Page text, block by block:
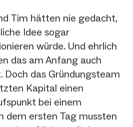
Tim hätten nie gedacht,
Idee sogar
würde. Und ehrlich
das am Anfang auch
Doch das Gründungsteam
Kapital einen
bei einem
dem ersten Tag mussten